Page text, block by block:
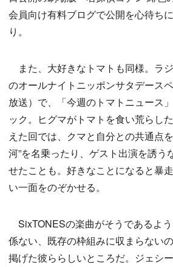
会員向け有料ブログで公開を心待ち
り。
また、大好きなトマトも同様。ラ
のオールナイトニッポンサタデース
放送）で、「今週のトマトニュース
ック。ヒグマがトマトを食い荒らし
えた回では、クマと自分との共通点
河”を名乗ったり、ゲスト出演を誘う
せたことも。好きなことになると暴
い一面をのぞかせる。
SixTONESの楽曲がそうであるよ
係ない、既存の枠組みに収まらない
掲げた彼ららしいところだ。ジェシ